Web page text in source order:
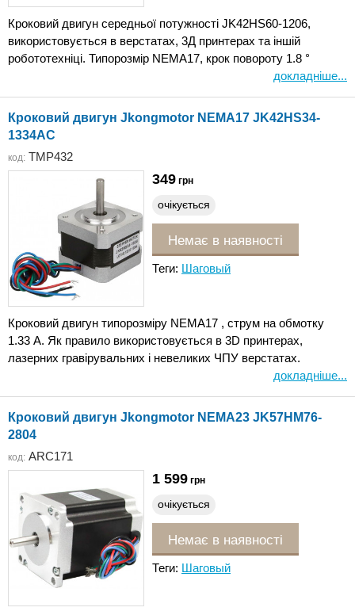
Кроковий двигун середньої потужності JK42HS60-1206,
використовується в верстатах, 3Д принтерах та іншій
робототехніці. Типорозмір NEMA17, крок повороту 1.8 °
докладніше...
Кроковий двигун Jkongmotor NEMA17 JK42HS34-
1334AC
код: TMP432
349 грн
очікується
Немає в наявності
Теги: Шаговый
Кроковий двигун типорозміру NEMA17 , струм на обмотку
1.33 A. Як правило використовується в 3D принтерах,
лазерних гравірувальних і невеликих ЧПУ верстатах.
докладніше...
Кроковий двигун Jkongmotor NEMA23 JK57HM76-
2804
код: ARC171
1 599 грн
очікується
Немає в наявності
Теги: Шаговый